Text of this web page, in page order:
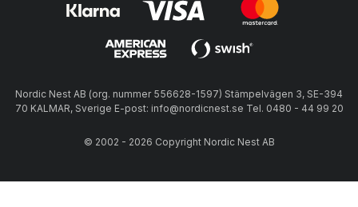
Nordic Nest AB (org. nummer 556628-1597) Stämpelvägen 3, SE-394
70 KALMAR, Sverige E-post: info@nordicnest.se Tel. 0480 - 44 99 20
© 2002 - 2026 Copyright Nordic Nest AB